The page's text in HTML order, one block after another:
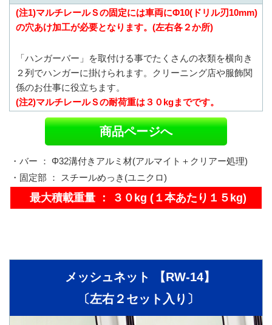
(注1)マルチレールＳの固定には車両にΦ10(ドリル刃10mm)
の穴あけ加工が必要となります。(左右各２か所)
「ハンガーバー」を取付ける事でたくさんの衣類を横向き
２列でハンガーに掛けられます。クリーニング店や服飾関
係のお仕事に役立ちます。
(注2)マルチレールＳの耐荷重は３０kgまでです。
商品ページへ
・バー ： Φ32溝付きアルミ材(アルマイト＋クリアー処理)
・固定部 ： スチールめっき(ユニクロ)
最大積載重量 ： ３０kg (１本あたり１５kg)
メッシュネット 【RW-14】
〔左右２セット入り〕